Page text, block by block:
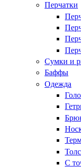
Перчатки
Сумки и
Баффы
Одежда
С